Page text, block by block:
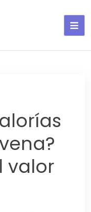
valor